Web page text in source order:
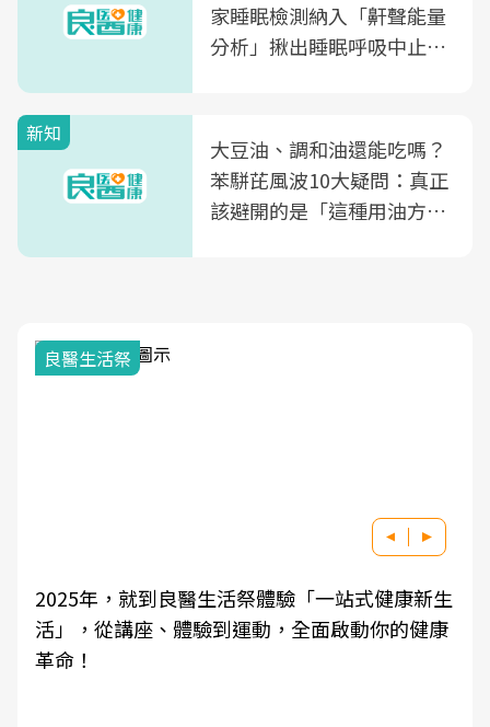
家睡眠檢測納入「鼾聲能量
分析」揪出睡眠呼吸中止症
新知
大豆油、調和油還能吃嗎？
苯駢芘風波10大疑問：真正
該避開的是「這種用油方
良醫生活祭
2025年，就到良醫生活祭體驗「一站式健康新生
活」，從講座、體驗到運動，全面啟動你的健康
革命！